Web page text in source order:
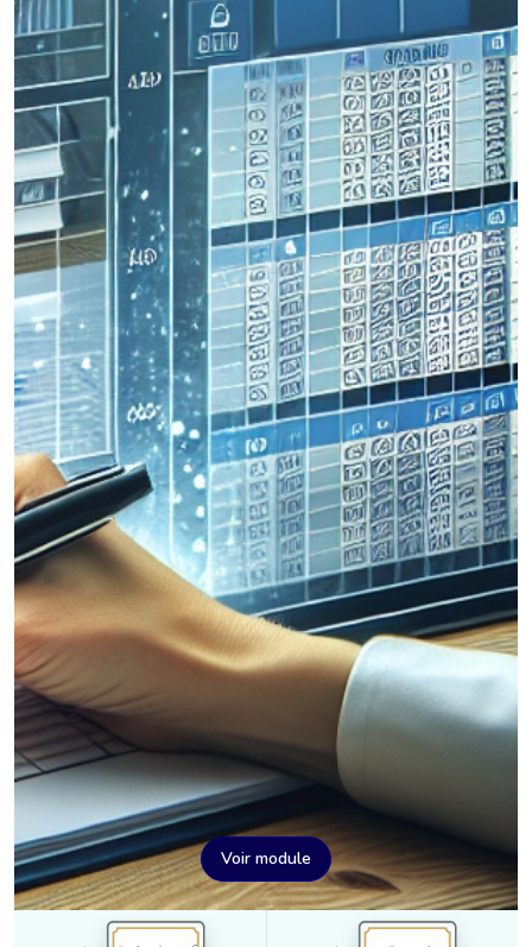
Voir module